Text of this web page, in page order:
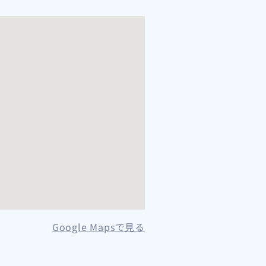
Google Mapsで見る